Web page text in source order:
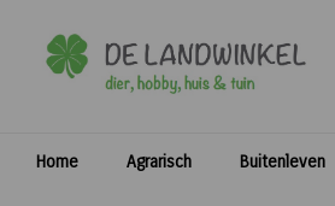
Home Agrarisch Buitenleven